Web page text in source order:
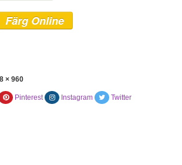
Färg Online
× 960
Pinterest Instagram Twitter